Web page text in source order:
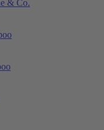
& Co.